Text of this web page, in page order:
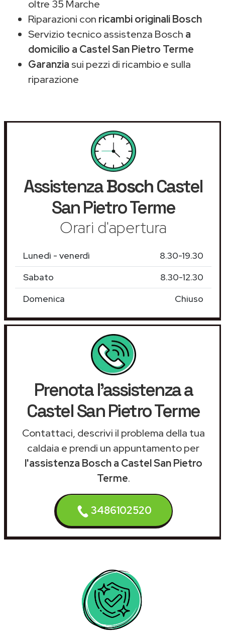
oltre 35 Marche
Riparazioni con ricambi originali Bosch
Servizio tecnico assistenza Bosch a
domicilio a Castel San Pietro Terme
Garanzia sui pezzi di ricambio e sulla
riparazione
AssistenzaBoschCastel
San Pietro Terme
Orari d'apertura
Lunedì - venerdì
8.30-19.30
Sabato
8.30-12.30
Domenica
Chiuso
Prenota l'assistenza a
Castel San Pietro Terme
Contattaci, descrivi il problema della tua
caldaia e prendi un appuntamento per
l'assistenza Bosch a Castel San Pietro
Terme.
3486102520